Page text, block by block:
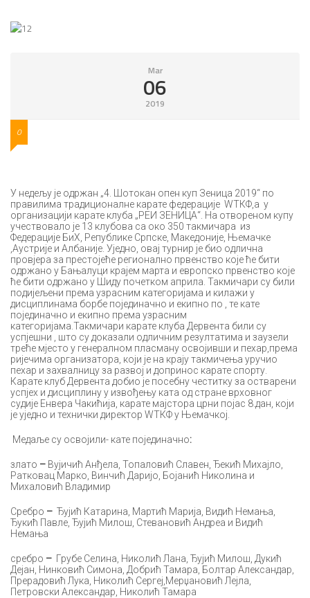
Mar
06
2019
0
У недељу је одржан „4. Шотокан опен куп Зеница 2019“ по
правилима традиционалне карате федерације WТКФ,а у
организацији карате клуба „РЕИ ЗЕНИЦА“. На отвореном купу
учествовало је 13 клубова са око 350 такмичара из
Федерације БиХ, Републике Српске, Македоније, Њемачке
,Аустрије и Албаније. Уједно, овај турнир је био одлична
провјера за престојеће регионално првенство које ће бити
одржано у Бањалуци крајем марта и европско првенство које
ће бити одржано у Шиду почетком априла. Такмичари су били
подијељени према узрасним категоријама и килажи у
дисциплинама борбе појединачно и екипно по , те кате
појединачно и екипно према узрасним
категоријама.Такмичари карате клуба Дервента били су
успјешни , што су доказали одличним резултатима и заузели
треће мјесто у генералном пласману освојивши и пехар,према
ријечима организатора, који је на крају такмичења уручио
пехар и захвалницу за развој и допринос карате спорту.
Карате клуб Дервента добио је посебну честитку за остварени
успјех и дисциплину у извођењу ката од стране врховног
судије Енвера Чакићија, карате мајстора црни појас 8.дан, који
је уједно и технички директор WТКФ у Њемачкој.
Медаље су освојили- кате појединачно:
злато – Вујичић Анђела, Топаловић Славен, Ђекић Михајло,
Ратковац Марко, Винчић Даријо, Бојанић Николина и
Михаловић Владимир
Сребро – Ђујић Катарина, Мартић Марија, Видић Немања,
Ђукић Павле, Ђујић Милош, Стевановић Андреа и Видић
Немања
сребро – Грубе Селина, Николић Лана, Ђујић Милош, Дукић
Дејан, Нинковић Симона, Добрић Тамара, Болтар Александар,
Прерадовић Лука, Николић Сергеј,Мерџановић Лејла,
Петровски Александар, Николић Тамара